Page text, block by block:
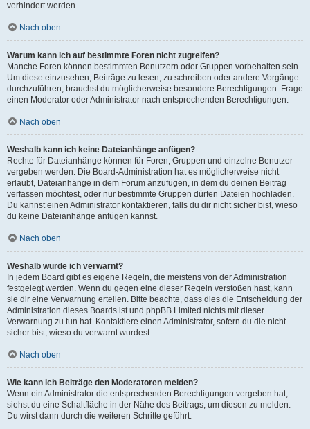
verhindert werden.
Nach oben
Warum kann ich auf bestimmte Foren nicht zugreifen?
Manche Foren können bestimmten Benutzern oder Gruppen vorbehalten sein.
Um diese einzusehen, Beiträge zu lesen, zu schreiben oder andere Vorgänge
durchzuführen, brauchst du möglicherweise besondere Berechtigungen. Frage
einen Moderator oder Administrator nach entsprechenden Berechtigungen.
Nach oben
Weshalb kann ich keine Dateianhänge anfügen?
Rechte für Dateianhänge können für Foren, Gruppen und einzelne Benutzer
vergeben werden. Die Board-Administration hat es möglicherweise nicht
erlaubt, Dateianhänge in dem Forum anzufügen, in dem du deinen Beitrag
verfassen möchtest, oder nur bestimmte Gruppen dürfen Dateien hochladen.
Du kannst einen Administrator kontaktieren, falls du dir nicht sicher bist, wieso
du keine Dateianhänge anfügen kannst.
Nach oben
Weshalb wurde ich verwarnt?
In jedem Board gibt es eigene Regeln, die meistens von der Administration
festgelegt werden. Wenn du gegen eine dieser Regeln verstoßen hast, kann
sie dir eine Verwarnung erteilen. Bitte beachte, dass dies die Entscheidung der
Administration dieses Boards ist und phpBB Limited nichts mit dieser
Verwarnung zu tun hat. Kontaktiere einen Administrator, sofern du die nicht
sicher bist, wieso du verwarnt wurdest.
Nach oben
Wie kann ich Beiträge den Moderatoren melden?
Wenn ein Administrator die entsprechenden Berechtigungen vergeben hat,
siehst du eine Schaltfläche in der Nähe des Beitrags, um diesen zu melden.
Du wirst dann durch die weiteren Schritte geführt.